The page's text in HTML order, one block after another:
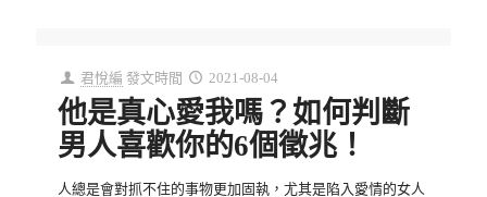
君悅編 發文時間 2021-08-04
他是真心愛我嗎？如何判斷
男人喜歡你的6個徵兆！
人總是會對抓不住的事物更加固執，尤其是陷入愛情的女人